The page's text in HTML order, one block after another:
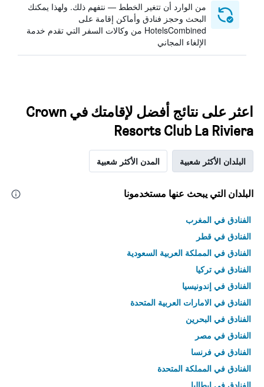
من الوارد أن تتغير الخطط — نتفهم ذلك. ولهذا يمكنك
البحث وحجز فنادق وأماكن إقامة على
HotelsCombined من وكالات السفر التي تقدم خدمة
الإلغاء المجاني
اعثر على نتائج أفضل لإقامتك في Crown
Resorts Club La Riviera
البلدان الأكثر شعبية المدن الأكثر شعبية
البلدان التي يبحث عنها مستخدمونا
الفنادق في المغرب
الفنادق في قطر
الفنادق في المملكة العربية السعودية
الفنادق في تركيا
الفنادق في إندونيسيا
الفنادق في الامارات العربية المتحدة
الفنادق في البحرين
الفنادق في مصر
الفنادق في فرنسا
الفنادق في المملكة المتحدة
الفنادق في إيطاليا